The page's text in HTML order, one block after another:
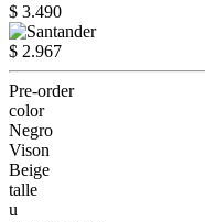
$ 3.490
$ 2.967
Pre-order
color
Negro
Vison
Beige
talle
u